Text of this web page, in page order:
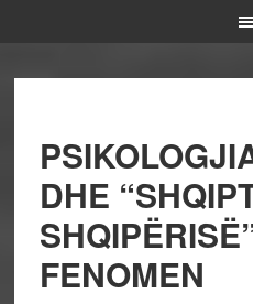
DHE
FENOMEN